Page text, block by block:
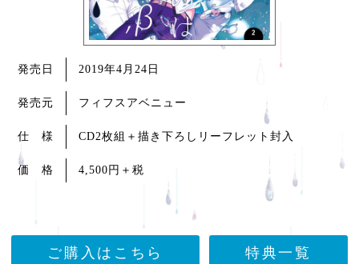
発売日 2019年4月24日
発売元 フィフスアベニュー
仕 様 CD2枚組＋描き下ろしリーフレット封入
価 格 4,500円 ＋税
ご購入はこちら 特典一覧